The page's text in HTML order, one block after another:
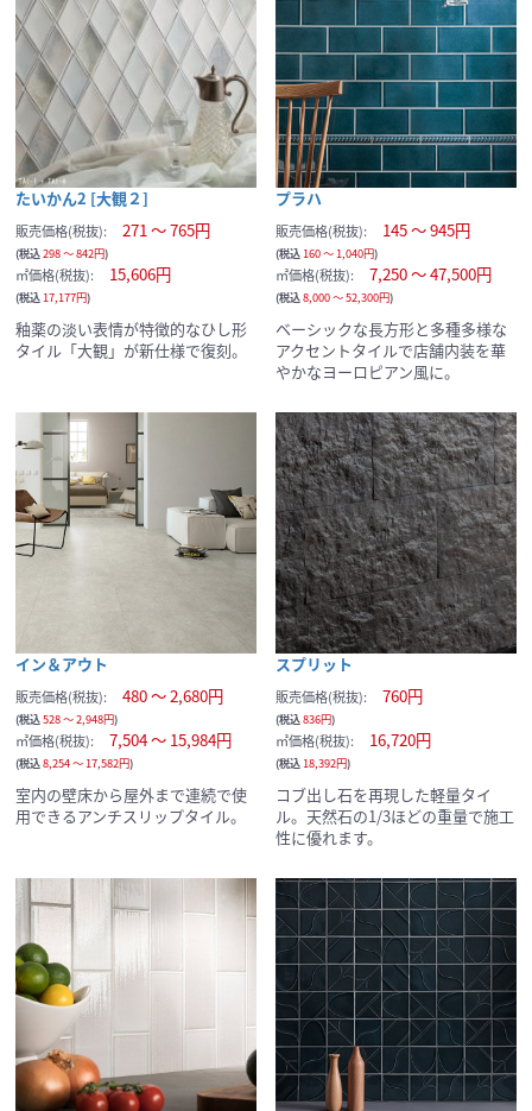
たいかん2 [大観２]
販売価格(税抜): 271 ～ 765円
(税込298 ～ 842円)
㎡価格(税抜): 15,606円
(税込17,177円)
釉薬の淡い表情が特徴的なひし形
タイル「大観」が新仕様で復刻。
プラハ
販売価格(税抜): 145 ～ 945円
(税込160 ～ 1,040円)
㎡価格(税抜): 7,250 ～ 47,500円
(税込8,000 ～ 52,300円)
ベーシックな長方形と多種多様な
アクセントタイルで店舗内装を華
やかなヨーロピアン風に。
イン＆アウト
販売価格(税抜): 480 ～ 2,680円
(税込528 ～ 2,948円)
㎡価格(税抜): 7,504 ～ 15,984円
(税込8,254 ～ 17,582円)
室内の壁床から屋外まで連続で使
用できるアンチスリップタイル。
スプリット
販売価格(税抜): 760円
(税込836円)
㎡価格(税抜): 16,720円
(税込18,392円)
コブ出し石を再現した軽量タイ
ル。天然石の1/3ほどの重量で施工
性に優れます。
サンプルの選択を続ける
サンプルカートへ進む
現在のサンプル点数：